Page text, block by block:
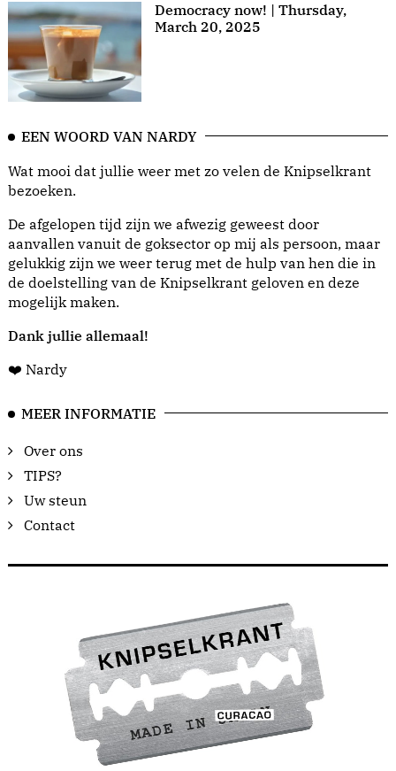
Democracy now! | Thursday,
March 20, 2025
EEN WOORD VAN NARDY
Wat mooi dat jullie weer met zo velen de Knipselkrant
bezoeken.
De afgelopen tijd zijn we afwezig geweest door
aanvallen vanuit de goksector op mij als persoon, maar
gelukkig zijn we weer terug met de hulp van hen die in
de doelstelling van de Knipselkrant geloven en deze
mogelijk maken.
Dank jullie allemaal!
❤️ Nardy
MEER INFORMATIE
Over ons
TIPS?
Uw steun
Contact